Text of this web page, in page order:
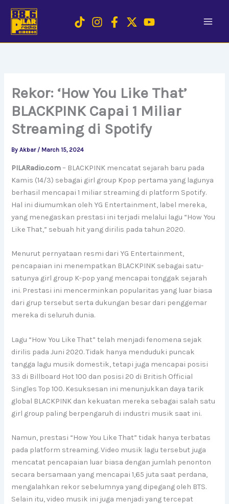
content
Rekor: ‘How You Like That’
BLACKPINK Capai 1 Miliar
Streaming di Spotify
ByAkbar / March 15, 2024
PILARadio.com– BLACKPINK mencatat sejarah baru pada
Kamis (14/3) sebagai girl group Kpop pertama yang lagunya
berhasil mencapai 1 miliar streaming di platform Spotify.
Hal ini diumumkan oleh YG Entertainment, label mereka,
yang menegaskan prestasi ini terjadi melalui lagu “How You
Like That,” sebuah hit yang dirilis pada tahun 2020.
Menurut pernyataan resmi dari YG Entertainment,
pencapaian ini menempatkan BLACKPINK sebagai satu-
satunya girl group K-pop yang mencapai tonggak sejarah
ini. Prestasi ini mencerminkan popularitas yang luar biasa
dari grup tersebut serta dukungan besar dari penggemar
mereka di seluruh dunia.
Lagu “How You Like That” telah menjadi fenomena sejak
dirilis pada Juni 2020. Tidak hanya menduduki puncak
tangga lagu musik domestik, tetapi juga mencapai posisi
33 di Billboard Hot 100 dan posisi 20 di British Official
Singles Top 100. Kesuksesan ini menunjukkan daya tarik
global BLACKPINK dan kekuatan mereka sebagai salah satu
girl group paling berpengaruh di industri musik saat ini.
Namun, prestasi “How You Like That” tidak hanya terbatas
pada platform streaming. Video musik lagu tersebut juga
mencatat pencapaian luar biasa dengan jumlah penonton
secara bersamaan yang mencapai 1,65 juta saat perdana,
mengalahkan rekor sebelumnya yang dipegang oleh BTS.
Selain itu, video musik ini juga menjadi yang tercepat